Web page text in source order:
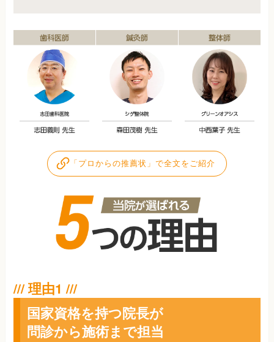
「プロからの推薦状」で全文をご紹介
国家資格を持つ院長が
問診から施術まで担当